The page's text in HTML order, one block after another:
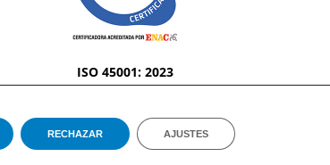
ISO 45001: 2023
RECHAZAR AJUSTES